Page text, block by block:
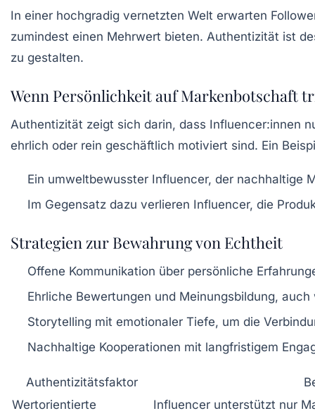
In einer hochgradig vernetzten Welt erwarten
zumindest einen Mehrwert bieten. Authentizität ist
zu gestalten.
Wenn Persönlichkeit auf Markenbotschaft
Authentizität zeigt sich darin, dass Influencer:innen
ehrlich oder rein geschäftlich motiviert sind. Ein
Ein umweltbewusster Influencer, der nachhaltige
Im Gegensatz dazu verlieren Influencer, die
Strategien zur Bewahrung von Echtheit
Offene Kommunikation über persönliche
Ehrliche Bewertungen und Meinungsbildung, auch
Storytelling mit emotionaler Tiefe, um die
Nachhaltige Kooperationen mit langfristigem
Authentizitätsfaktor
Wertorientierte
Influencer unterstützt nur